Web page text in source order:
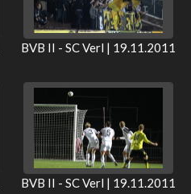
BVB II - SC Verl | 19.11.2011
BVB II - SC Verl | 19.11.2011